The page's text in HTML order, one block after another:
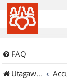
FAQ
UtagawaVTT (Randos VTT et VTTAE avec traces GPS)